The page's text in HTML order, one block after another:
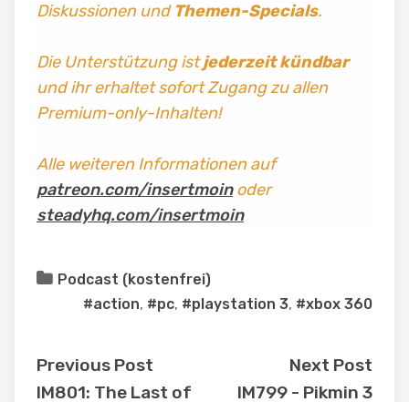
Diskussionen und Themen-Specials.
Die Unterstützung istjederzeit kündbar
und ihr erhaltet sofort Zugang zu allen
Premium-only-Inhalten!
Alle weiteren Informationen auf
patreon.com/insertmoinoder
steadyhq.com/insertmoin
Podcast (kostenfrei)
#action, #pc, #playstation 3, #xbox 360
Previous Post
IM801: The Last of
Next Post
IM799 - Pikmin 3